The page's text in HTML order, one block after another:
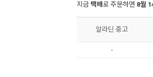
지금 택배로 주문하면 8월
알라딘 중고
-